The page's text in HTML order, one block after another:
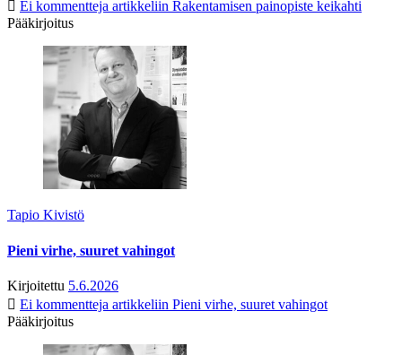
Ei kommentteja artikkeliin Rakentamisen painopiste keikahti
Pääkirjoitus
Tapio Kivistö
Pieni virhe, suuret vahingot
Kirjoitettu 5.6.2026
Ei kommentteja artikkeliin Pieni virhe, suuret vahingot
Pääkirjoitus